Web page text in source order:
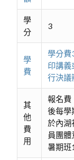
學
分
3
學
費
學分費
印講義
行決議
其
他
費
用
報名費
後每學
於內湖
員團
暑期班